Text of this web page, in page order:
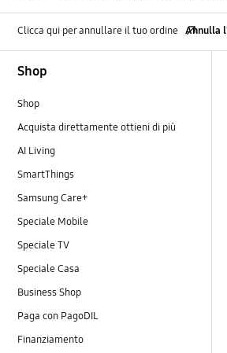
Clicca qui per annullare il tuo ordine Annulla
Shop
Shop
Acquista direttamente ottieni di più
AI Living
SmartThings
Samsung Care+
Speciale Mobile
Speciale TV
Speciale Casa
Business Shop
Paga con PagoDIL
Finanziamento